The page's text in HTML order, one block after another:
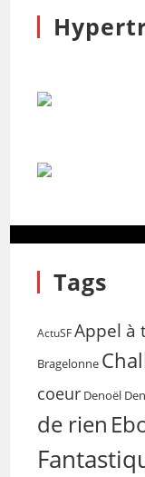
Tags
ActuSF Appel à
Bragelonne
coeur Denoël
de rien